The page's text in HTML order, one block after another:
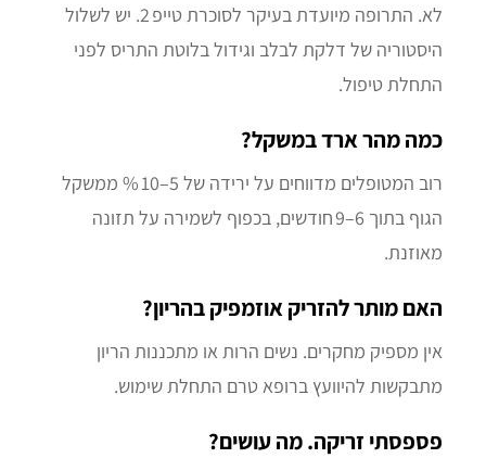
לא. התרופה מיועדת בעיקר לסוכרת טייפ 2. יש לשלול
היסטוריה של דלקת לבלב וגידול בלוטת התריס לפני
התחלת טיפול.
כמה מהר ארד במשקל?
רוב המטופלים מדווחים על ירידה של 5–10 % ממשקל
הגוף בתוך 6–9 חודשים, בכפוף לשמירה על תזונה
מאוזנת.
האם מותר להזריק אוזמפיק בהריון?
אין מספיק מחקרים. נשים הרות או מתכננות הריון
מתבקשות להיוועץ ברופא טרם התחלת שימוש.
פספסתי זריקה. מה עושים?